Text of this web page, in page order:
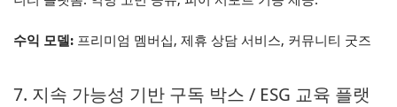
수익 모델: 프리미엄 멤버십, 제휴 상담 서비스, 커뮤니티 굿즈
7. 지속 가능성 기반 구독 박스 / ESG 교육 플랫